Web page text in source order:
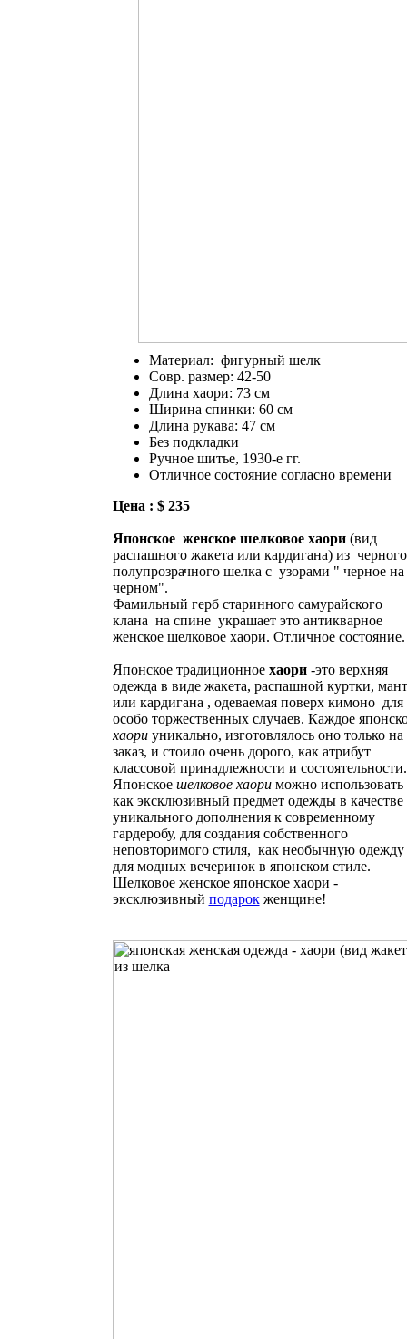
Материал: фигурный шелк
Совр. размер: 42-50
Длина хаори: 73 см
Ширина спинки: 60 см
Длина рукава: 47 см
Без подкладки
Ручное шитье, 1930-е гг.
Отличное состояние согласно времени
Цена : $ 235
Японское женское шелковое хаори(вид
распашного жакета или кардигана) из черного
полупрозрачного шелка с узорами " черное на
черном".
Фамильный герб старинного самурайского
клана на спине украшает это антикварное
женское шелковое хаори. Отличное состояние.
Японское традиционное хаори-это верхняя
одежда в виде жакета, распашной куртки,
или кардигана , одеваемая поверх кимоно для
особо торжественных случаев. Каждое
хаориуникально, изготовлялось оно только на
заказ, и стоило очень дорого, как атрибут
классовой принадлежности и
Японское шелковое хаориможно использовать
как эксклюзивный предмет одежды в качестве
уникального дополнения к современному
гардеробу, для создания собственного
неповторимого стиля, как необычную одежду
для модных вечеринок в японском стиле.
Шелковое женское японское хаори -
эксклюзивный подарокженщине!